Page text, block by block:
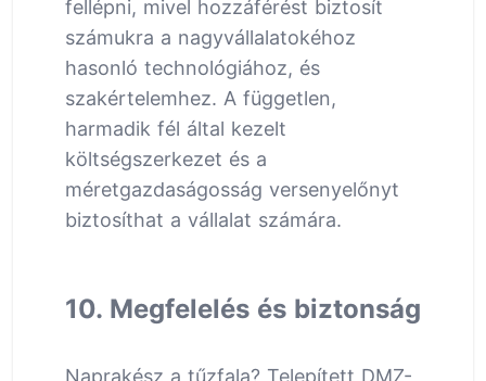
fellépni, mivel hozzáférést biztosít
számukra a nagyvállalatokéhoz
hasonló technológiához, és
szakértelemhez. A független,
harmadik fél által kezelt
költségszerkezet és a
méretgazdaságosság versenyelőnyt
biztosíthat a vállalat számára.
10. Megfelelés és biztonság
Naprakész a tűzfala? Telepített DMZ-